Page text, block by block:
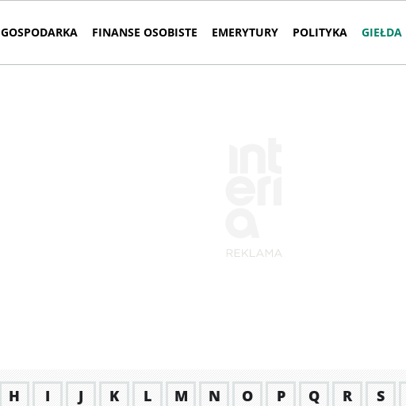
GOSPODARKA FINANSE OSOBISTE EMERYTURY POLITYKA GIEŁDA
H I J K L M N O P Q R S